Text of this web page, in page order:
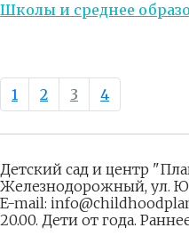
Школы и среднее
1 2 3 4
Детский сад и центр
Железнодорожный, ул.
E-mail:
20.00. Дети от года.